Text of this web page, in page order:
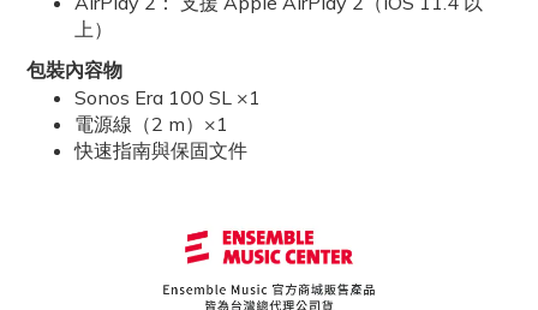
上）
包裝內容物
Sonos Era 100 SL ×1
電源線（2 m）×1
快速指南與保固文件